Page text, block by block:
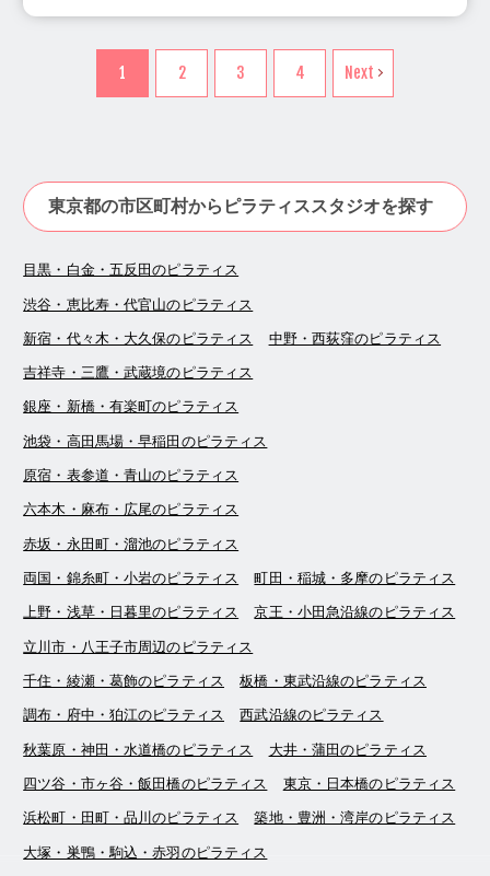
1 2 3 4 Next
東京都の市区町村からピラティススタジオを探す
目黒・白金・五反田のピラティス
渋谷・恵比寿・代官山のピラティス
新宿・代々木・大久保のピラティス 中野・西荻窪のピラティス
吉祥寺・三鷹・武蔵境のピラティス
銀座・新橋・有楽町のピラティス
池袋・高田馬場・早稲田のピラティス
原宿・表参道・青山のピラティス
六本木・麻布・広尾のピラティス
赤坂・永田町・溜池のピラティス
両国・錦糸町・小岩のピラティス 町田・稲城・多摩のピラティス
上野・浅草・日暮里のピラティス 京王・小田急沿線のピラティス
立川市・八王子市周辺のピラティス
千住・綾瀬・葛飾のピラティス 板橋・東武沿線のピラティス
調布・府中・狛江のピラティス 西武沿線のピラティス
秋葉原・神田・水道橋のピラティス 大井・蒲田のピラティス
四ツ谷・市ヶ谷・飯田橋のピラティス 東京・日本橋のピラティス
浜松町・田町・品川のピラティス 築地・豊洲・湾岸のピラティス
大塚・巣鴨・駒込・赤羽のピラティス